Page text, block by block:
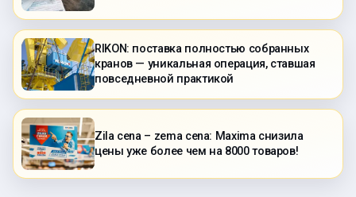
RIKON: поставка полностью собранных
кранов — уникальная операция, ставшая
повседневной практикой
Zila cena – zema cena: Maxima снизила
цены уже более чем на 8000 товаров!